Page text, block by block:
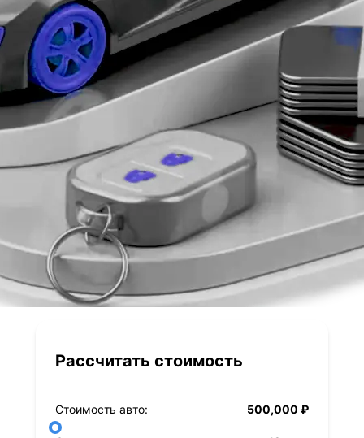
Рассчитать стоимость
Стоимость авто: 500,000 ₽